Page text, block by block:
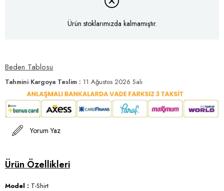
Ürün stoklarımızda kalmamıştır.
Beden Tablosu
Tahmini Kargoya Teslim : 11 Ağustos 2026 Salı
Yorum Yaz
Model : T-Shirt